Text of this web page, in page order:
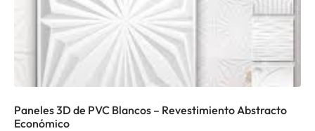
Paneles 3D de PVC Blancos – Revestimiento Abstracto
Económico